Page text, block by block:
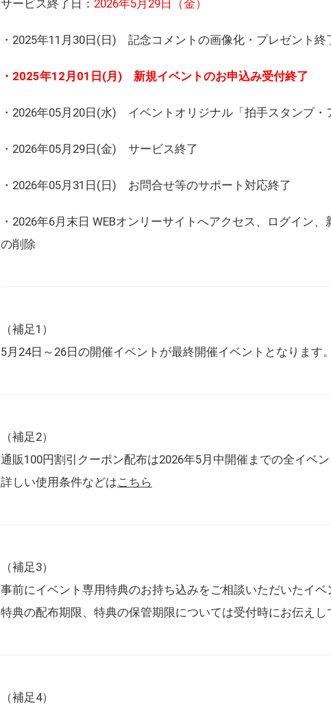
サービス終了日： 2026年5月29日（金）
・2025年11月30日(日) 記念コメントの画像化・プレゼント終
・2025年12月01日(月) 新規イベントのお申込み受付終了
・2026年05月20日(水) イベントオリジナル「拍手スタンプ
・2026年05月29日(金) サービス終了
・2026年05月31日(日) お問合せ等のサポート対応終了
・2026年6月末日 WEBオンリーサイトへアクセス、ログイン
の削除
（補足1）
5月24日～26日の開催イベントが最終開催イベントとなります。
（補足2）
通販100円割引クーポン配布は2026年5月中開催までの全イベン
詳しい使用条件などはこちら
（補足3）
事前にイベント専用特典のお持ち込みをご相談いただいたイベ
特典の配布期限、特典の保管期限については受付時にお伝えし
（補足4）